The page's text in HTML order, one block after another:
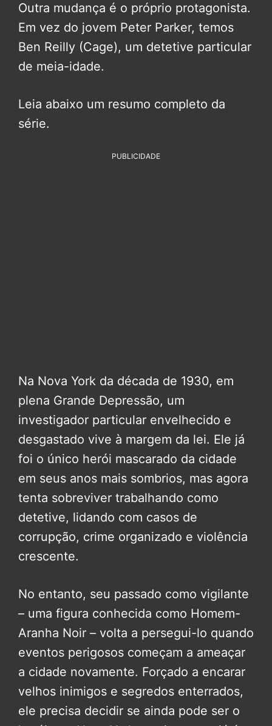
Outra mudança é o próprio protagonista.
Em vez do jovem Peter Parker, temos
Ben Reilly (Cage), um detetive particular
de meia-idade.
Leia abaixo um resumo completo da
série.
PUBLICIDADE
Na Nova York da década de 1930, em
plena Grande Depressão, um
investigador particular envelhecido e
desgastado vive à margem da lei. Ele já
foi o único herói mascarado da cidade
em seus anos mais sombrios, mas agora
tenta sobreviver trabalhando como
detetive, lidando com casos de
corrupção, crime organizado e violência
crescente.
No entanto, seu passado como vigilante
– uma figura conhecida como Homem-
Aranha Noir – volta a persegui-lo quando
eventos perigosos começam a ameaçar
a cidade novamente. Forçado a encarar
velhos inimigos e segredos enterrados,
ele precisa decidir se ainda pode ser o